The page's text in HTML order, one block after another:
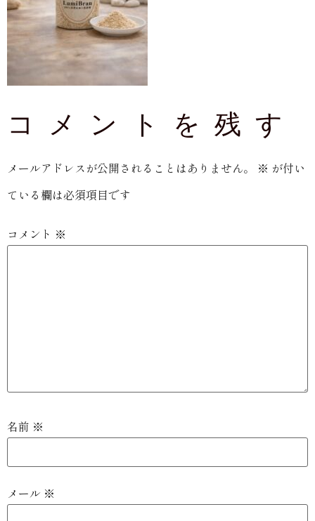
コメントを残す
メールアドレスが公開されることはありません。 ※ が付い
ている欄は必須項目です
コメント ※
名前 ※
メール ※